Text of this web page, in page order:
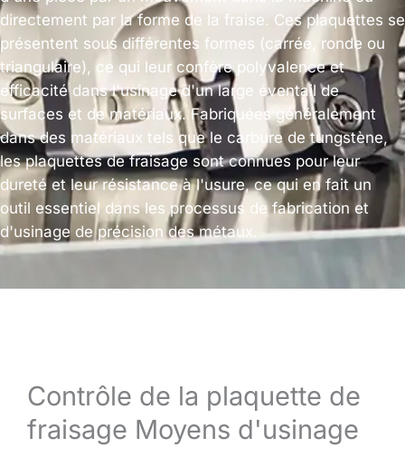
directement par la forme de la fraise. Ces plaquettes se
présentent sous différentes formes (carrée, ronde ou
triangulaire), ce qui leur confère polyvalence et
efficacité dans l'usinage d'un large éventail de
surfaces et de matériaux. Fabriquées généralement
dans des matériaux tels que le carbure de tungstène,
les plaquettes de fraisage sont connues pour leur
dureté et leur résistance à l'usure, ce qui en fait un
outil essentiel dans les processus de fabrication et
d'usinage de précision des métaux.
Contrôle de la plaquette de
fraisage Moyens d'usinage